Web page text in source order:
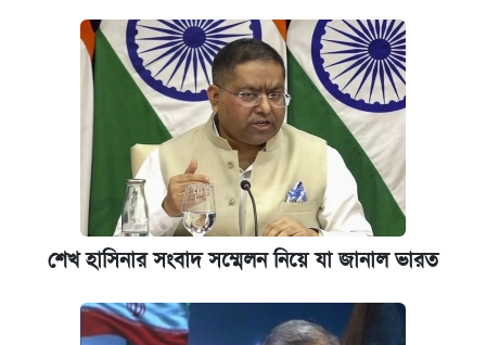
জুলাই স্মৃতি জাদুঘরে যেতে টিকিট কাটবেন যেভাবে
যুক্তরাষ্ট্র থেকে আরও ২৩ বাংলাদেশিকে দেশে
ফেরত পাঠানো হলো
শেখ হাসিনার সংবাদ সম্মেলন নিয়ে যা জানাল ভারত